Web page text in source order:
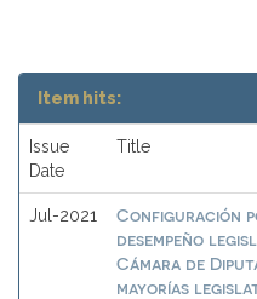
Item hits:
Issue
Date
Title
Jul-2021
Configuración
desempeño
Cámara de
mayorías